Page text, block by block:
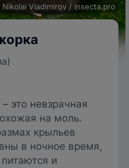
Nikolai Vladimirov / insecta.pro
это невзрачная
на моль.
крыльев
в ночное время,
и